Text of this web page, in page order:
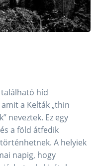
híd
a Kelták „thin
neveztek. Ez egy
a föld átfedik
A helyiek
napig, hogy